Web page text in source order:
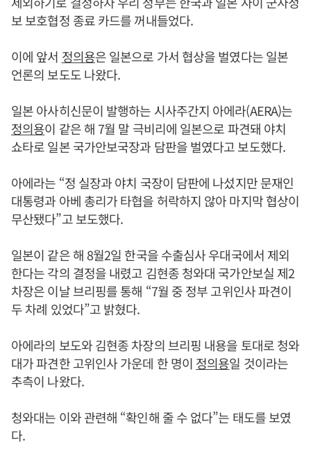
보 보호협정 종료 카드를 꺼내들었다.
이에 앞서 정의용은 일본으로 가서 협상을 벌였다는 일본
언론의 보도도 나왔다.
일본 아사히신문이 발행하는 시사주간지 아에라(AERA)는
정의용이 같은 해 7월 말 극비리에 일본으로 파견돼 야치
쇼타로 일본 국가안보국장과 담판을 벌였다고 보도했다.
아에라는 “정 실장과 야치 국장이 담판에 나섰지만 문재인
대통령과 아베 총리가 타협을 허락하지 않아 마지막 협상이
무산됐다”고 보도했다.
일본이 같은 해 8월2일 한국을 수출심사 우대국에서 제외
한다는 각의 결정을 내렸고 김현종 청와대 국가안보실 제2
차장은 이날 브리핑를 통해 “7월 중 정부 고위인사 파견이
두 차례 있었다”고 밝혔다.
아에라의 보도와 김현종 차장의 브리핑 내용을 토대로 청와
대가 파견한 고위인사 가운데 한 명이 정의용일 것이라는
추측이 나왔다.
청와대는 이와 관련해 “확인해 줄 수 없다”는 태도를 보였
다.